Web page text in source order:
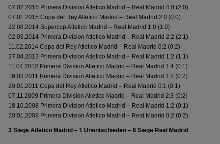
07.02.2015 Primera Division Atletico Madrid – Real Madrid 4:0 (2:0)
07.01.2015 Copa del Rey Atletico Madrid – Real Madrid 2:0 (0:0)
22.08.2014 Supercup Atletico Madrid – Real Madrid 1:0 (1:0)
02.03.2014 Primera Division Atletico Madrid – Real Madrid 2:2 (2:1)
11.02.2014 Copa del Rey Atletico Madrid – Real Madrid 0:2 (0:2)
27.04.2013 Primera Division Atletico Madrid – Real Madrid 1:2 (1:1)
11.04.2012 Primera Division Atletico Madrid – Real Madrid 1:4 (0:1)
19.03.2011 Primera Division Atletico Madrid – Real Madrid 1:2 (0:2)
20.01.2011 Copa del Rey Atletico Madrid – Real Madrid 0:1 (0:1)
07.11.2009 Primera Division Atletico Madrid – Real Madrid 2:3 (0:2)
18.10.2008 Primera Division Atletico Madrid – Real Madrid 1:2 (0:1)
20.01.2008 Primera Division Atletico Madrid – Real Madrid 0:2 (0:2)
3 Siege Atletico Madrid – 1 Unentschieden – 8 Siege Real Madrid